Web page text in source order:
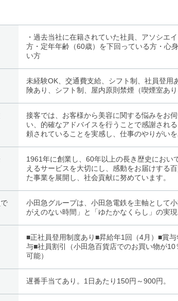
・過去当社に在籍されていた社員、アソシエ
方・定年年齢（60歳）を下回っている方・心
い方
未経験OK、交通費支給、シフト制、社員登
険あり、シフト制、屋内原則禁煙（喫煙室あり
接客では、お客様から美容に関する悩みをお
い、的確なアドバイスを行うことで感謝され
頼されていることを実感し、仕事のやりがいを
1961年に創業し、60年以上の長き歴史にお
えるサービスを大切にし、感動をお届けする
た事業を展開し、社会貢献に努めています。
小田急グループは、小田急電鉄を主軸として
がえのない時間」と「ゆたかなくらし」の実
■正社員登用制度あり■昇給年1回（4月）■賞
与■社員割引（小田急百貨店でのお買い物が
可能）
遅番手当てあり。1日あたり150円～900円。